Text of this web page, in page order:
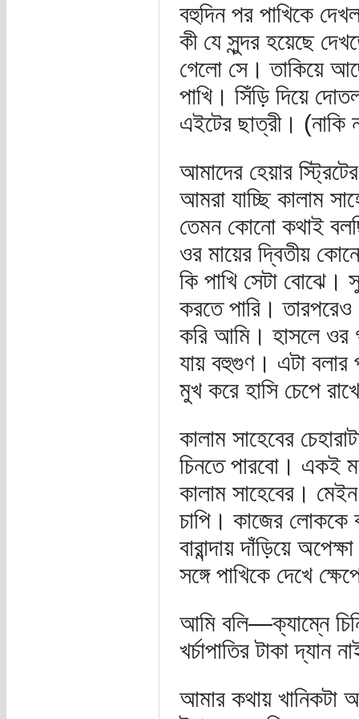
বহুদিন পর পাখিকে
কী যে সুন্দর হয়েছে
গেলো সে। তাকিয়ে
পাখি। সিঁড়ি দিয়ে
এইটের ছাত্রী। (নাকি
আমাদের হেয়ার
আমরা যাচ্ছি কালাম
তেমন কোনো কথাই
ওর মায়ের দ্বিতীয়
কি পাখি সেটা বোঝে।
করতে পারি। তারপরেও
করি আমি। হাসলে ওর
যায় বহুগুণ। এটা বলার
মুখ করে হাসি চেপে
কালাম সাহেবের
চিনতে পারবো। একই
কালাম সাহেবের।
চাপি। কাজের লোককে
বারান্দায় দাঁড়িয়ে
সঙ্গে পাখিকে দেখে
আমি বলি—ক্যাম্নে
খর্চাপাতির টাকা দ্যান
আমার কথায় খানিকটা